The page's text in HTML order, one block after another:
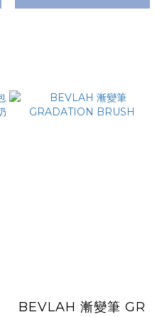
BEVLAH 漸變筆 GR